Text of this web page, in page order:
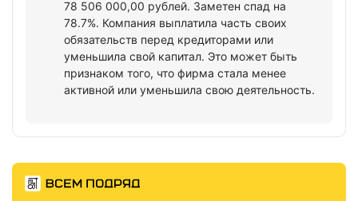
78 506 000,00 рублей. Заметен спад на
78.7%. Компания выплатила часть своих
обязательств перед кредиторами или
уменьшила свой капитал. Это может быть
признаком того, что фирма стала менее
активной или уменьшила свою деятельность.